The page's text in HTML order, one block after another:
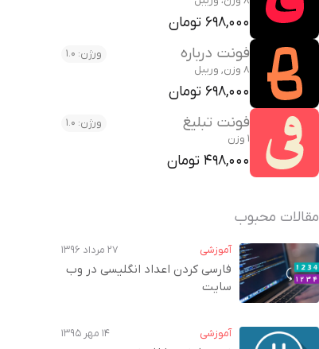
698,000 تومان
فونت درباره
ورژن: 1.0
8 وزن, وریبل
698,000 تومان
فونت تبلیغ
ورژن: 1.0
1 وزن
498,000 تومان
مقالات محبوب
آموزشی ۲۷ مرداد ۱۳۹۶
فارسی کردن اعداد انگلیسی در وب‌
سایت
آموزشی ۱۴ مهر ۱۳۹۵